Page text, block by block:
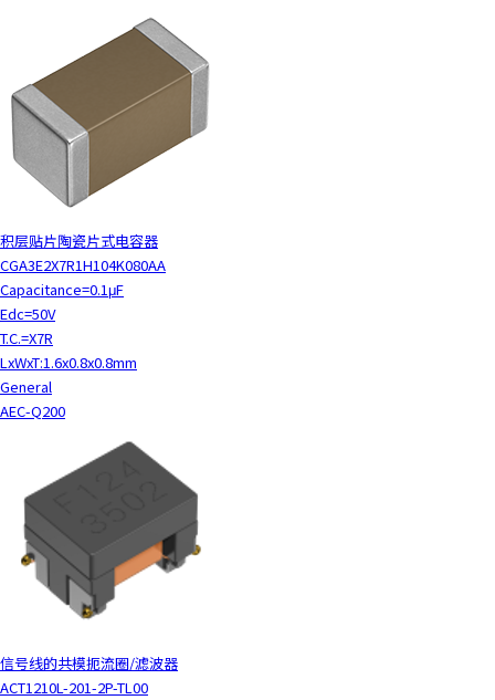
积层贴片陶瓷片式电容器
CGA3E2X7R1H104K080AA
Capacitance=0.1μF
Edc=50V
T.C.=X7R
LxWxT:1.6x0.8x0.8mm
General
AEC-Q200
信号线的共模扼流圈/滤波器
ACT1210L-201-2P-TL00